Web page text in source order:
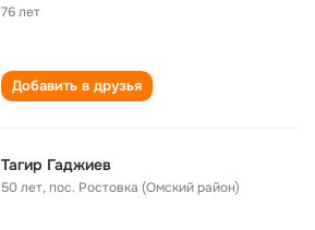
76 лет
Добавить в друзья
Тагир Гаджиев
50 лет,пос. Ростовка (Омский район)